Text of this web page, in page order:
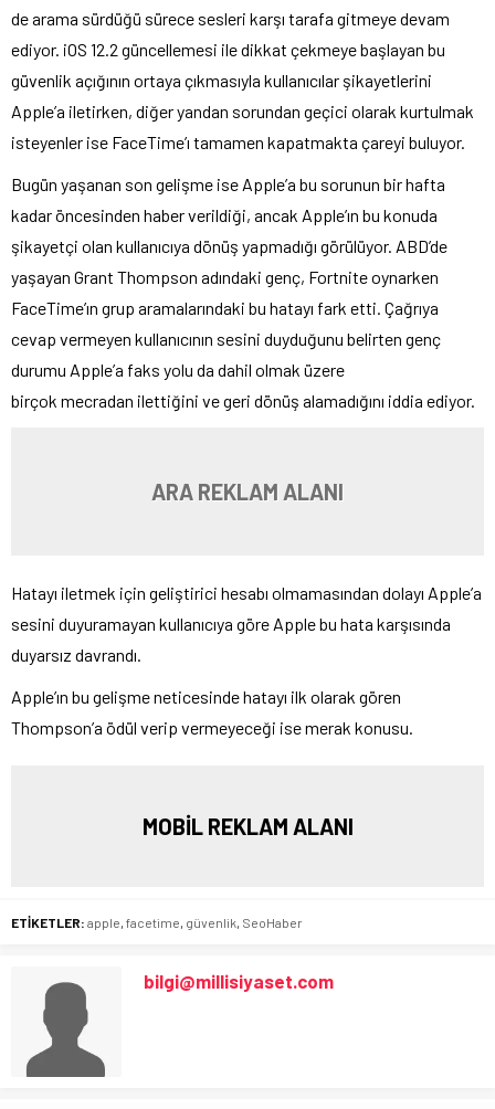
de arama sürdüğü sürece sesleri karşı tarafa gitmeye devam
ediyor. iOS 12.2 güncellemesi ile dikkat çekmeye başlayan bu
güvenlik açığının ortaya çıkmasıyla kullanıcılar şikayetlerini
Apple’a iletirken, diğer yandan sorundan geçici olarak kurtulmak
isteyenler ise FaceTime’ı tamamen kapatmakta çareyi buluyor.
Bugün yaşanan son gelişme ise Apple’a bu sorunun bir hafta
kadar öncesinden haber verildiği, ancak Apple’ın bu konuda
şikayetçi olan kullanıcıya dönüş yapmadığı görülüyor. ABD’de
yaşayan Grant Thompson adındaki genç, Fortnite oynarken
FaceTime’ın grup aramalarındaki bu hatayı fark etti. Çağrıya
cevap vermeyen kullanıcının sesini duyduğunu belirten genç
durumu Apple’a faks yolu da dahil olmak üzere
birçok mecradan ilettiğini ve geri dönüş alamadığını iddia ediyor.
ARA REKLAM ALANI
Hatayı iletmek için geliştirici hesabı olmamasından dolayı Apple’a
sesini duyuramayan kullanıcıya göre Apple bu hata karşısında
duyarsız davrandı.
Apple’ın bu gelişme neticesinde hatayı ilk olarak gören
Thompson’a ödül verip vermeyeceği ise merak konusu.
MOBİL REKLAM ALANI
ETİKETLER: apple, facetime, güvenlik, SeoHaber
bilgi@millisiyaset.com